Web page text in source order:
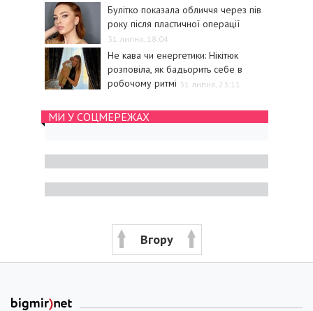
Булітко показала обличчя через пів
року після пластичної операції
31 липня, 18:04
Не кава чи енергетики: Нікітюк
розповіла, як бадьорить себе в
робочому ритмі 31 липня, 23:11
МИ У СОЦМЕРЕЖАХ
Вгору